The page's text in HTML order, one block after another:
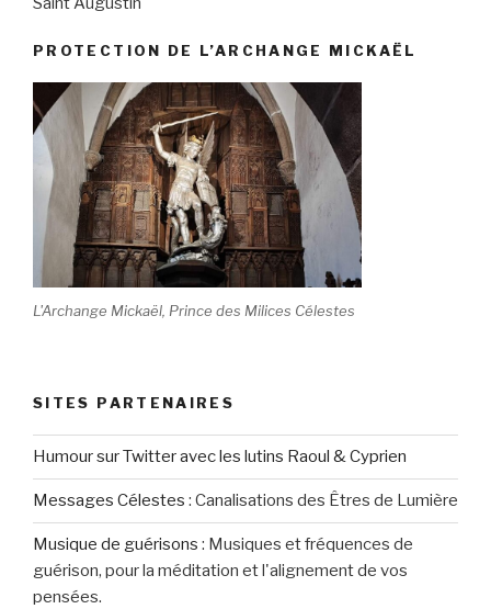
PROTECTION DE L’ARCHANGE MICKAËL
L'Archange Mickaël, Prince des Milices Célestes
SITES PARTENAIRES
Humour sur Twitter avec les lutins Raoul & Cyprien
Messages Célestes : Canalisations des Êtres de Lumière
Musique de guérisons : Musiques et fréquences de
guérison, pour la méditation et l'alignement de vos
pensées.